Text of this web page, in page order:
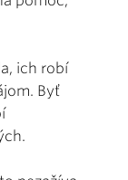
ich robí
Byť